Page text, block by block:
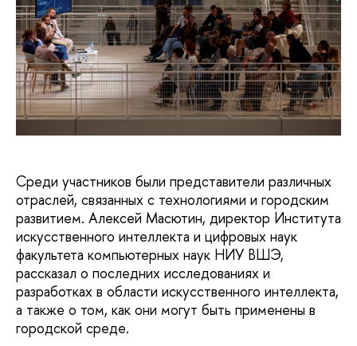
Среди участников были представители различных
отраслей, связанных с технологиями и городским
развитием. Алексей Масютин, директор Института
искусственного интеллекта и цифровых наук
факультета компьютерных наук НИУ ВШЭ,
рассказал о последних исследованиях и
разработках в области искусственного интеллекта,
а также о том, как они могут быть применены в
городской среде.